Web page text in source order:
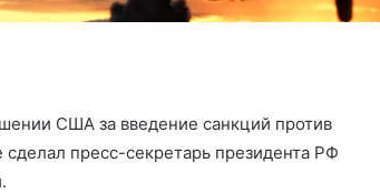
США за введение санкций против
сделал пресс-секретарь президента РФ